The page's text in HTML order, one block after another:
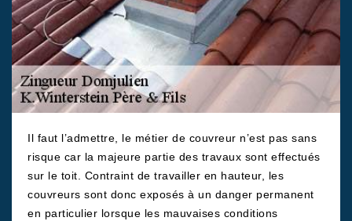
Il faut l’admettre, le métier de couvreur n’est pas sans
risque car la majeure partie des travaux sont effectués
sur le toit. Contraint de travailler en hauteur, les
couvreurs sont donc exposés à un danger permanent
en particulier lorsque les mauvaises conditions